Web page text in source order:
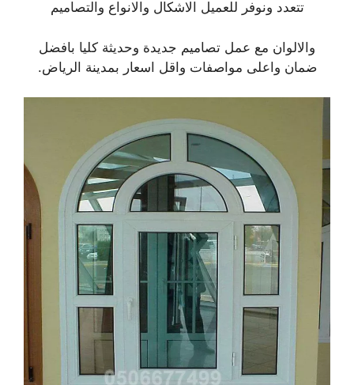
تتعدد ونوفر للعميل الاشكال والانواع والتصاميم
والالوان مع عمل تصاميم جديدة وحديثة كليا بافضل
ضمان واعلى مواصفات واقل اسعار بمدينة الرياض.